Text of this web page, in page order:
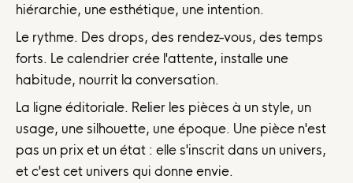
hiérarchie, une esthétique, une intention.
Le rythme. Des drops, des rendez-vous, des temps
forts. Le calendrier crée l'attente, installe une
habitude, nourrit la conversation.
La ligne éditoriale. Relier les pièces à un style, un
usage, une silhouette, une époque. Une pièce n'est
pas un prix et un état : elle s'inscrit dans un univers,
et c'est cet univers qui donne envie.